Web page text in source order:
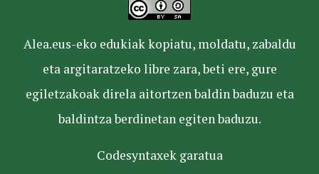
Alea.eus-eko edukiak kopiatu, moldatu, zabaldu
eta argitaratzeko libre zara, beti ere, gure
egiletzakoak direla aitortzen baldin baduzu eta
baldintza berdinetan egiten baduzu.
Codesyntaxek garatua